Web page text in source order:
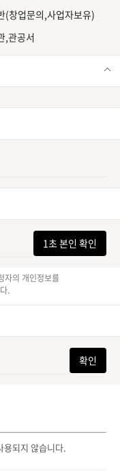
(창업문의,사업자보유)
,관공서
1초 본인 확인
자의 개인정보를
.
확인
되지 않습니다.